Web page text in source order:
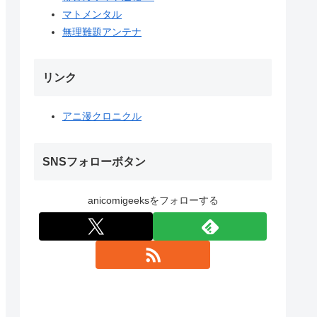
マトメンタル
無理難題アンテナ
リンク
アニ漫クロニクル
SNSフォローボタン
anicomigeeksをフォローする